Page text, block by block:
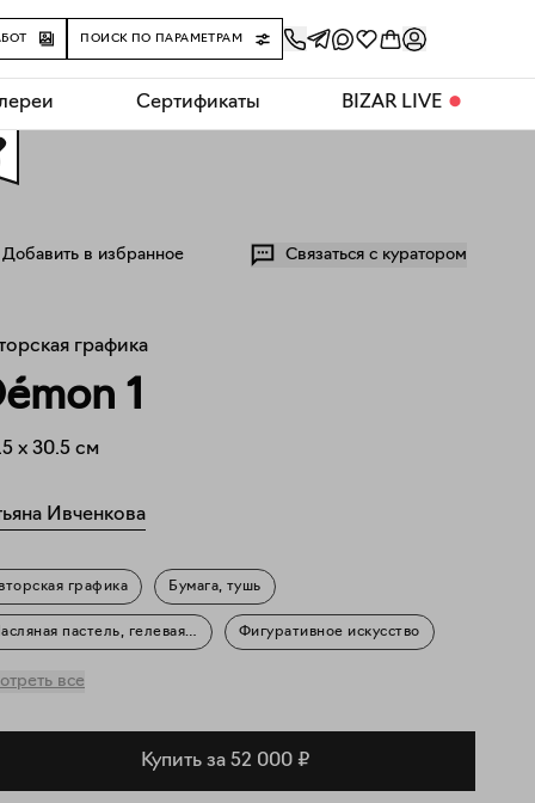
ПОИСК ПО ПАРАМЕТРАМ
Сертификаты BIZAR LIVE ⬤
Добавить в избранное Связаться с куратором
графика
1
x 30.5 см
Ивченкова
графика Бумага, тушь
пастель, гелевая ручка Фигуративное искусство
все
Купить за 52 000 ₽